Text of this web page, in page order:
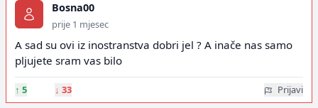
Bosna00
prije 1 mjesec
A sad su ovi iz inostranstva dobri jel ? A inače nas samo
pljujete sram vas bilo
↑ 5 ↓ 33 Prijavi